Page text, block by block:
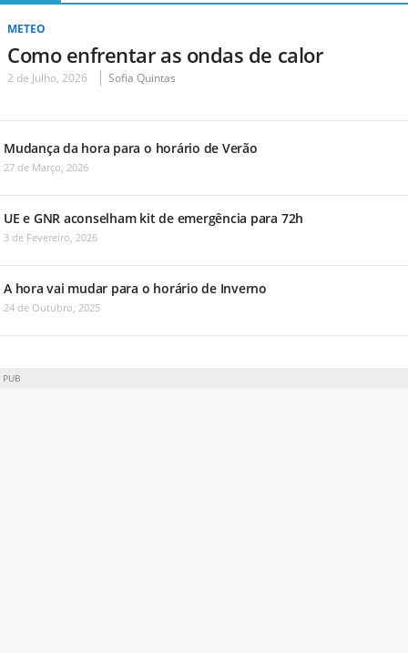
METEO
Como enfrentar as ondas de calor
2 de Julho, 2026 Sofia Quintas
Mudança da hora para o horário de Verão
27 de Março, 2026
UE e GNR aconselham kit de emergência para 72h
3 de Fevereiro, 2026
A hora vai mudar para o horário de Inverno
24 de Outubro, 2025
PUB